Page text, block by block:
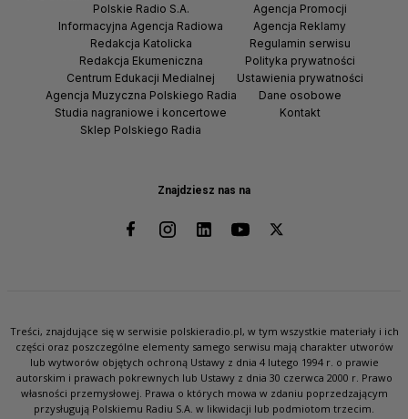
Znajdziesz nas na
Polskie Radio S.A.
Informacyjna Agencja Radiowa
Redakcja Katolicka
Redakcja Ekumeniczna
Centrum Edukacji Medialnej
Agencja Muzyczna Polskiego Radia
Studia nagraniowe i koncertowe
Sklep Polskiego Radia
Agencja Promocji
Agencja Reklamy
Regulamin serwisu
Polityka prywatności
Ustawienia prywatności
Dane osobowe
Kontakt
Treści, znajdujące się w serwisie polskieradio.pl, w tym wszystkie materiały i ich
części oraz poszczególne elementy samego serwisu mają charakter utworów
lub wytworów objętych ochroną Ustawy z dnia 4 lutego 1994 r. o prawie
autorskim i prawach pokrewnych lub Ustawy z dnia 30 czerwca 2000 r. Prawo
własności przemysłowej. Prawa o których mowa w zdaniu poprzedzającym
przysługują Polskiemu Radiu S.A. w likwidacji lub podmiotom trzecim.